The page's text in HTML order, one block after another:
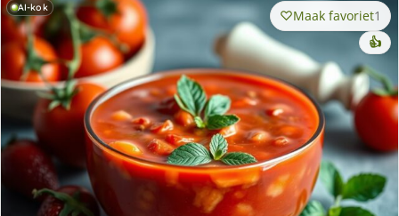
AI-kok Maak favoriet1
👍